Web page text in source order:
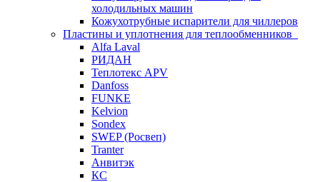
холодильных машин
Кожухотрубные испарители для чиллеров
Пластины и уплотнения для теплообменников
Alfa Laval
РИДАН
Теплотекс APV
Danfoss
FUNKE
Kelvion
Sondex
SWEP (Росвеп)
Tranter
Анвитэк
КС